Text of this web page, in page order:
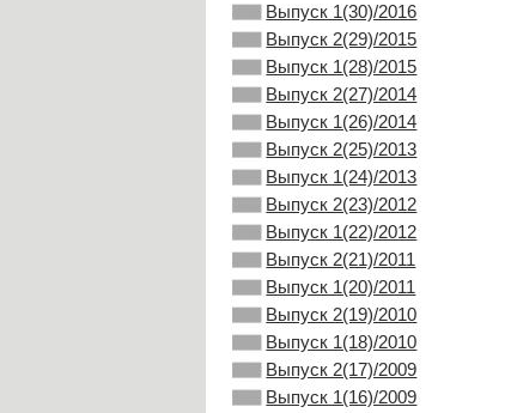
Выпуск 1(30)/2016
Выпуск 2(29)/2015
Выпуск 1(28)/2015
Выпуск 2(27)/2014
Выпуск 1(26)/2014
Выпуск 2(25)/2013
Выпуск 1(24)/2013
Выпуск 2(23)/2012
Выпуск 1(22)/2012
Выпуск 2(21)/2011
Выпуск 1(20)/2011
Выпуск 2(19)/2010
Выпуск 1(18)/2010
Выпуск 2(17)/2009
Выпуск 1(16)/2009